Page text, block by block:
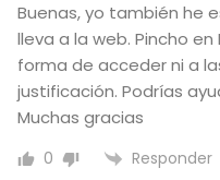
Buenas, yo también he
lleva a la web. Pincho
forma de acceder ni a
justificación. Podrías
Muchas gracias
0 Responder